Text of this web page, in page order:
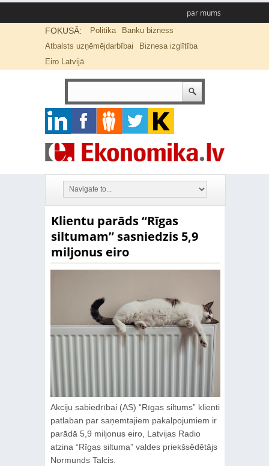
par mums
FOKUSĀ: Politika
Banku bizness
Atbalsts uzņēmējdarbībai
Biznesa izglītība
Eiro Latvijā
Klientu parāds “Rīgas
siltumam” sasniedzis 5,9
miljonus eiro
Akciju sabiedrībai (AS) “Rīgas siltums” klienti
patlaban par saņemtajiem pakalpojumiem ir
parādā 5,9 miljonus eiro, Latvijas Radio
atzina “Rīgas siltuma” valdes priekšsēdētājs
Normunds Talcis.